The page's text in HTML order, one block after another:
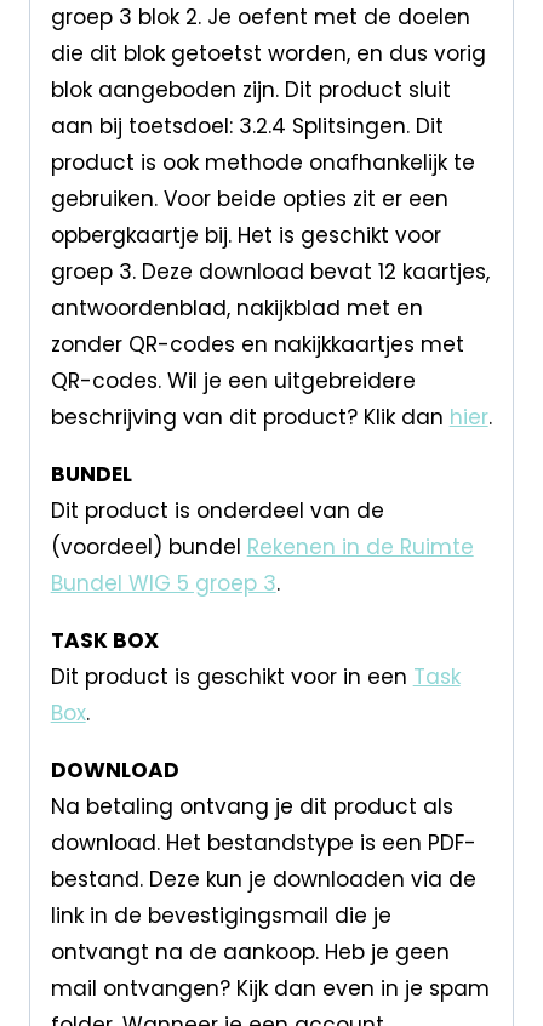
groep 3 blok 2. Je oefent met de doelen
die dit blok getoetst worden, en dus vorig
blok aangeboden zijn. Dit product sluit
aan bij toetsdoel: 3.2.4 Splitsingen. Dit
product is ook methode onafhankelijk te
gebruiken. Voor beide opties zit er een
opbergkaartje bij. Het is geschikt voor
groep 3. Deze download bevat 12 kaartjes,
antwoordenblad, nakijkblad met en
zonder QR-codes en nakijkkaartjes met
QR-codes. Wil je een uitgebreidere
beschrijving van dit product? Klik dan hier.
BUNDEL
Dit product is onderdeel van de
(voordeel) bundel Rekenen in de Ruimte
Bundel WIG 5 groep 3.
TASK BOX
Dit product is geschikt voor in een Task
Box.
DOWNLOAD
Na betaling ontvang je dit product als
download. Het bestandstype is een PDF-
bestand. Deze kun je downloaden via de
link in de bevestigingsmail die je
ontvangt na de aankoop. Heb je geen
mail ontvangen? Kijk dan even in je spam